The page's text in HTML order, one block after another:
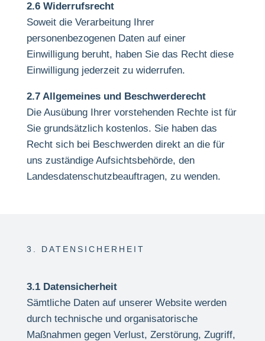
2.6 Widerrufsrecht
Soweit die Verarbeitung Ihrer
personenbezogenen Daten auf einer
Einwilligung beruht, haben Sie das Recht diese
Einwilligung jederzeit zu widerrufen.
2.7 Allgemeines und Beschwerderecht
Die Ausübung Ihrer vorstehenden Rechte ist für
Sie grundsätzlich kostenlos. Sie haben das
Recht sich bei Beschwerden direkt an die für
uns zuständige Aufsichtsbehörde, den
Landesdatenschutzbeauftragen, zu wenden.
3. DATENSICHERHEIT
3.1 Datensicherheit
Sämtliche Daten auf unserer Website werden
durch technische und organisatorische
Maßnahmen gegen Verlust, Zerstörung, Zugriff,